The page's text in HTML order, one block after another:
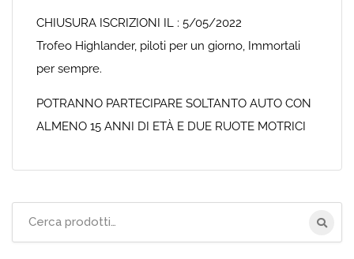
CHIUSURA ISCRIZIONI IL : 5/05/2022
Trofeo Highlander, piloti per un giorno, Immortali
per sempre.
POTRANNO PARTECIPARE SOLTANTO AUTO CON
ALMENO 15 ANNI DI ETÀ E DUE RUOTE MOTRICI